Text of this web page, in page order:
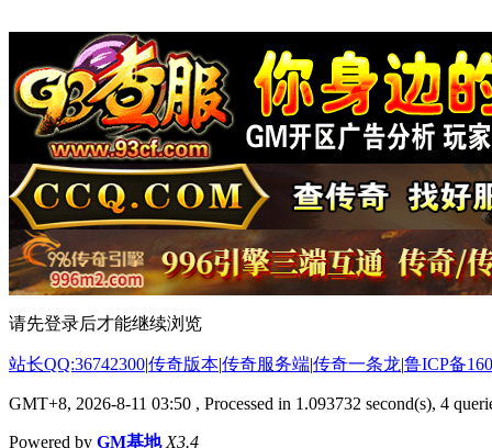
请先登录后才能继续浏览
站长QQ:36742300|传奇版本|传奇服务端|传奇一条龙|鲁ICP备
GMT+8, 2026-8-11 03:50 , Processed in 1.093732 second(s), 4
Powered by GM基地 X3.4